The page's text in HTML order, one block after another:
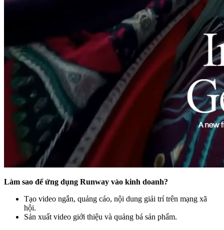
Làm sao để ứng dụng Runway vào kinh doanh?
Tạo video ngắn, quảng cáo, nội dung giải trí trên mạng xã
hội.
Sản xuất video giới thiệu và quảng bá sản phẩm.